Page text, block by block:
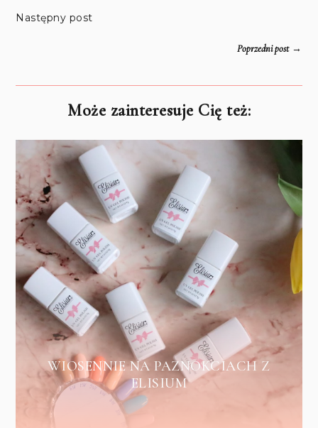
Następny post
Poprzedni post→
Może zainteresuje Cię też:
WIOSENNIE NA PAZNOKCIACH Z
ELISIUM